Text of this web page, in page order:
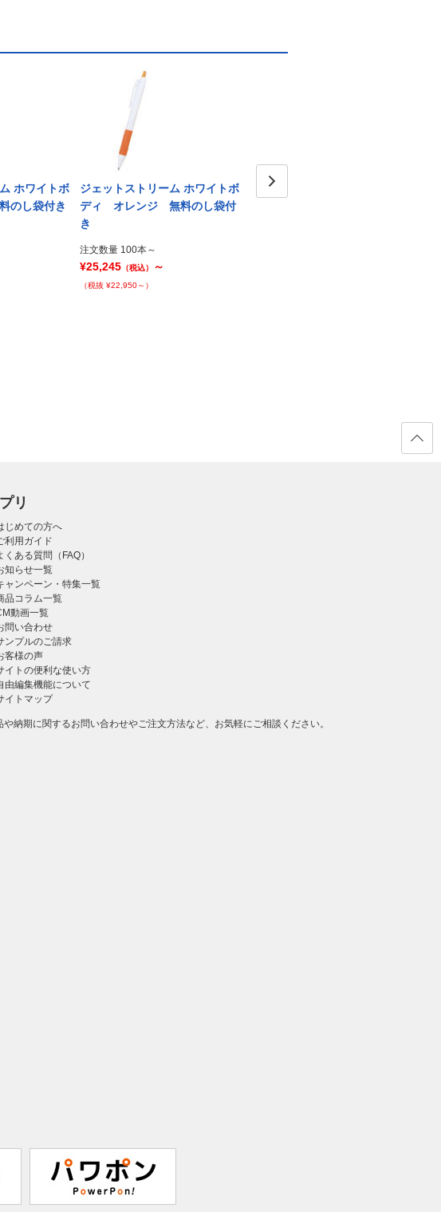
ホワイトボ
し袋付き
ジェットストリーム ホワイトボ
ディ オレンジ 無料のし袋付
き
注文数量 100本～
¥25,245 （税込） ～
（税抜 ¥22,950～）
ジェットストリーム ホワイトボ
リ
じめての方へ
利用ガイド
くある質問（FAQ）
知らせ一覧
ャンペーン・特集一覧
品コラム一覧
動画一覧
問い合わせ
ンプルのご請求
客様の声
イトの便利な使い方
由編集機能について
イトマップ
や納期に関するお問い合わせやご注文方法など、お気軽にご相談ください。